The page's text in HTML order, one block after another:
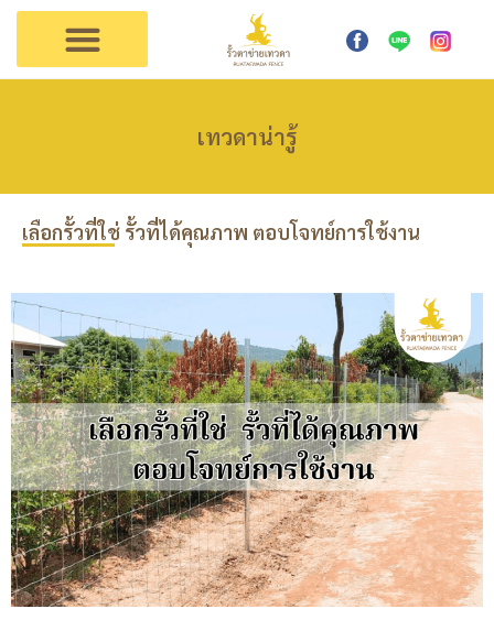
เทวดาน่ารู้
เลือกรั้วที่ใช่ รั้วที่ได้คุณภาพ ตอบโจทย์การใช้งาน